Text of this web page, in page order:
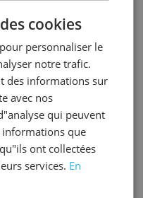
cookies
personnaliser le
notre trafic.
des informations sur
avec nos
qui peuvent
informations que
ont collectées
services. En